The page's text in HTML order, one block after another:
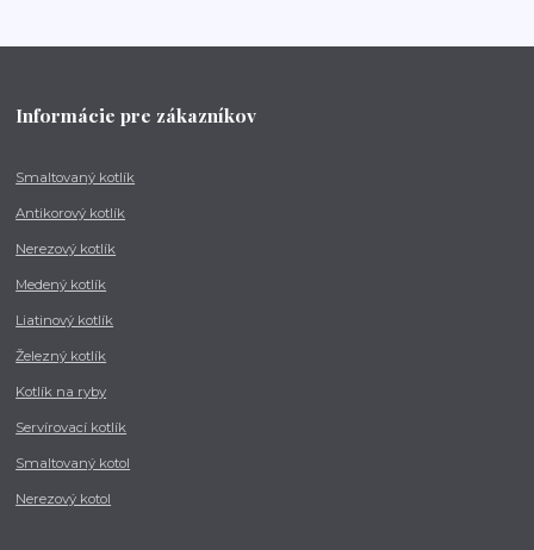
Informácie pre zákazníkov
Smaltovaný kotlík
Antikorový kotlík
Nerezový kotlík
Medený kotlík
Liatinový kotlík
Železný kotlík
Kotlík na ryby
Servírovací kotlík
Smaltovaný kotol
Nerezový kotol